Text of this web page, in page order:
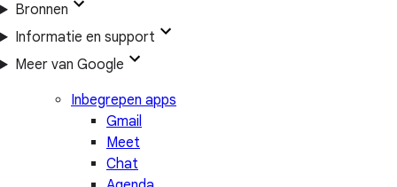
Bronnen
Informatie en support
Meer van Google
Inbegrepen apps
Gmail
Meet
Chat